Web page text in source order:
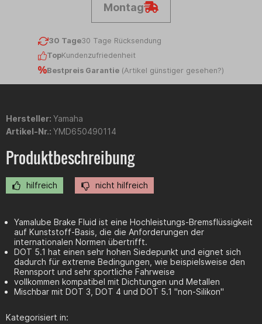
Montag
30 Tage30 Tage Rücksendung
TopKundenzufriedenheit
Bestpreis Garantie (Artikel günstiger gesehen?)
Hersteller: Yamaha
Artikel-Nr.: YMD650490114
Produktbeschreibung
hilfreich nicht hilfreich
Yamalube Brake Fluid ist eine Hochleistungs-Bremsflüssigkeit
auf Kunststoff-Basis, die die Anforderungen der
internationalen Normen übertrifft.
DOT 5.1 hat einen sehr hohen Siedepunkt und eignet sich
dadurch für extreme Bedingungen, wie beispielsweise den
Rennsport und sehr sportliche Fahrweise
vollkommen kompatibel mit Dichtungen und Metallen
Mischbar mit DOT 3, DOT 4 und DOT 5.1 "non-Silikon"
Kategorisiert in: